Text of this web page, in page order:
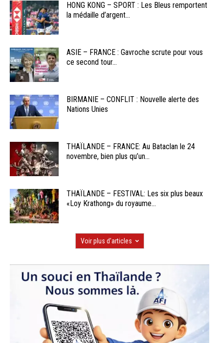
HONG KONG – SPORT : Les Bleus remportent
la médaille d’argent...
ASIE – FRANCE : Gavroche scrute pour vous
ce second tour...
BIRMANIE – CONFLIT : Nouvelle alerte des
Nations Unies
THAÏLANDE – FRANCE: Au Bataclan le 24
novembre, bien plus qu’un...
THAÏLANDE – FESTIVAL: Les six plus beaux
«Loy Krathong» du royaume...
Voir plus d'articles